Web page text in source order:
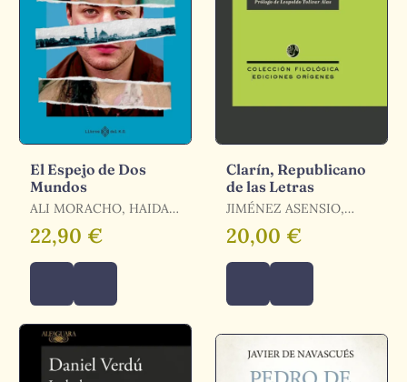
El Espejo de Dos
Mundos
ALI MORACHO, HAIDAR
/ IBAÑEZ BLANCO,
CORY
22,90 €
Clarín, Republicano
de las Letras
JIMÉNEZ ASENSIO,
RAFAEL
20,00 €